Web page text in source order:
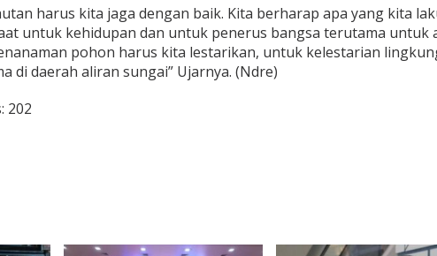
harus kita jaga dengan baik. Kita berharap apa yang kita
untuk kehidupan dan untuk penerus bangsa terutama untuk
pohon harus kita lestarikan, untuk kelestarian
di daerah aliran sungai” Ujarnya. (Ndre)
202